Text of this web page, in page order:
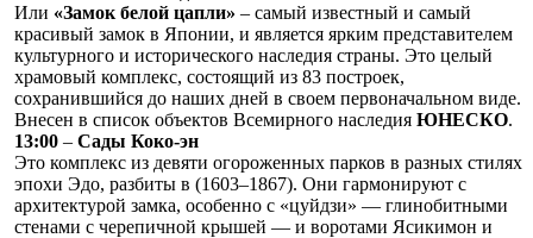
Или «Замок белой цапли» – самый известный и самый
красивый замок в Японии, и является ярким представителем
культурного и исторического наследия страны. Это целый
храмовый комплекс, состоящий из 83 построек,
сохранившийся до наших дней в своем первоначальном виде.
Внесен в список объектов Всемирного наследия ЮНЕСКО.
13:00 – Сады Коко-эн
Это комплекс из девяти огороженных парков в разных стилях
эпохи Эдо, разбиты в (1603–1867). Они гармонируют с
архитектурой замка, особенно с «цуйдзи» — глинобитными
стенами с черепичной крышей — и воротами Ясикимон и